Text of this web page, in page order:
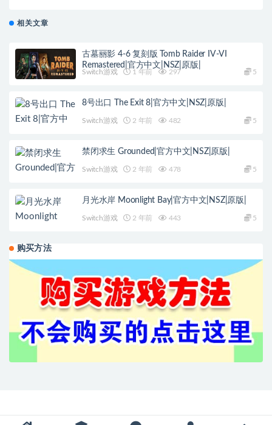
相关文章
古墓丽影 4-6 复刻版 Tomb Raider IV-VI
Remastered|官方中文|NSZ|原版|
Switch游戏 1 年前 297 5
8号出口 The Exit 8|官方中文|NSZ|原版|
Switch游戏 2 年前 482 5
禁闭求生 Grounded|官方中文|NSZ|原版|
Switch游戏 2 年前 478 5
月光水岸 Moonlight Bay|官方中文|NSZ|原版|
Switch游戏 2 年前 443 5
购买方法